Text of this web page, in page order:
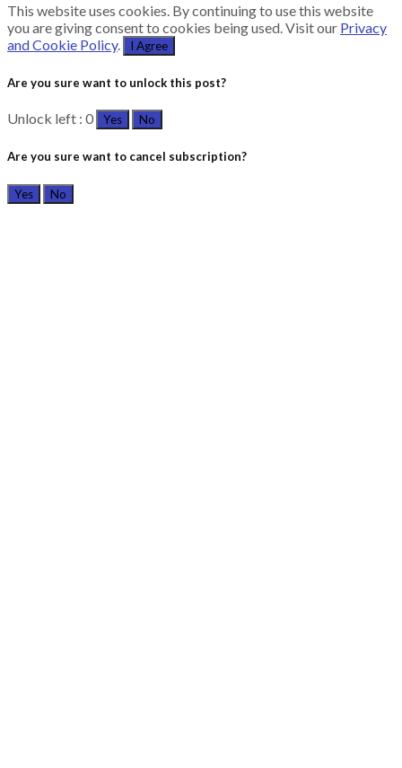
This website uses cookies. By continuing to use this website
you are giving consent to cookies being used. Visit our Privacy
and Cookie Policy. I Agree
Are you sure want to unlock this post?
Unlock left : 0 Yes No
Are you sure want to cancel subscription?
Yes No